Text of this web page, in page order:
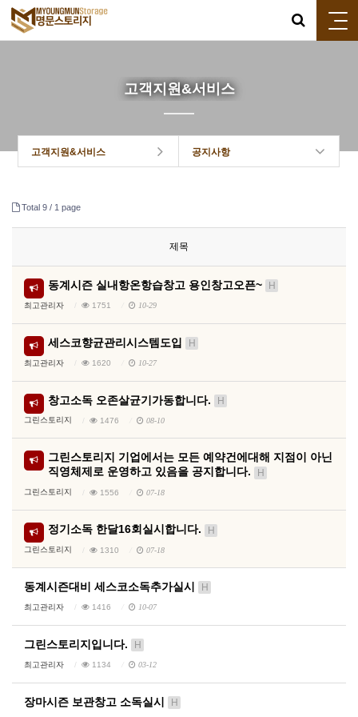
고객지원&서비스
고객지원&서비스 공지사항
Total 9 / 1 page
제목
동계시즌 실내항온항습창고 용인창고오픈~ H
최고관리자 1751 10-29
세스코향균관리시스템도입 H
최고관리자 1620 10-27
창고소독 오존살균기가동합니다. H
그린스토리지 1476 08-10
그린스토리지 기업에서는 모든 예약건에대해 지점이 아닌
직영체제로 운영하고 있음을 공지합니다.
H
그린스토리지 1556 07-18
정기소독 한달16회실시합니다. H
그린스토리지 1310 07-18
동계시즌대비 세스코소독추가실시 H
최고관리자 1416 10-07
그린스토리지입니다. H
최고관리자 1134 03-12
장마시즌 보관창고 소독실시 H